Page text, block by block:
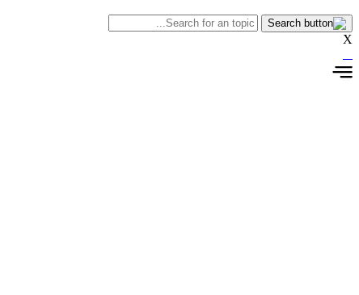
X